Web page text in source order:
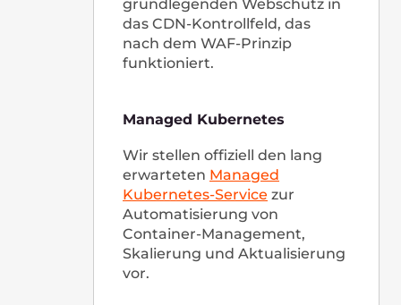
Gangnam-gu, Seoul, Republic of Korea
(KC Building(Jinsung Builidng), FL 9)
Korea@gcore.com
Lithuania